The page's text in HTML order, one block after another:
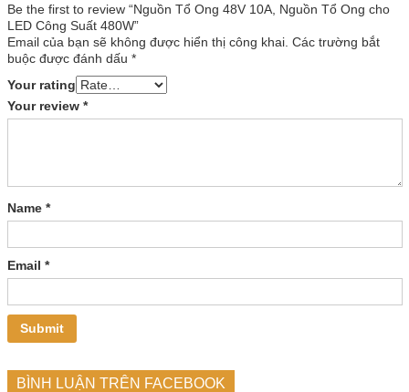
Be the first to review “Nguồn Tổ Ong 48V 10A, Nguồn Tổ Ong cho
LED Công Suất 480W”
Email của bạn sẽ không được hiển thị công khai. Các trường bắt
buộc được đánh dấu *
Your rating
Your review *
Name *
Email *
BÌNH LUẬN TRÊN FACEBOOK